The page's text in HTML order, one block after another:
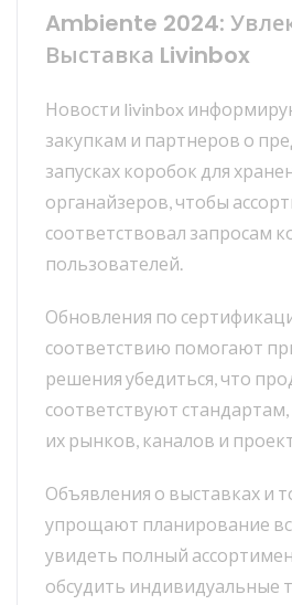
Ambiente 2024:
Выставка Livinbox
Новости livinbox
закупкам и партнеров о
запусках коробок для
органайзеров, чтобы
соответствовал запросам
пользователей.
Обновления по
соответствию помогают
решения убедиться, что
соответствуют
их рынков, каналов и
Объявления о выставках и
упрощают планирование
увидеть полный
обсудить индивидуальные